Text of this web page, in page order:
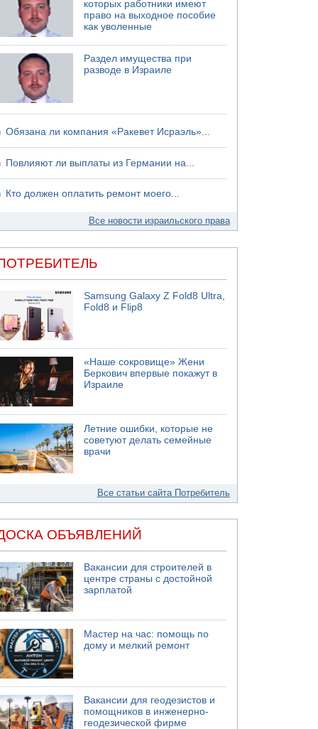
06.08.2026 13:13
Арестованы двое подозреваемых в стрельбе
электрической компании
06.08.2026 13:07
Возле Кирьят-Арбы пожар на местности
06.08.2026 12:06
не будут давить на Израиль в вопросе
которых работники имеют
право на выходное пособие
как уволенные
Раздел имущества при
разводе в Израиле
Обязана ли компания «Ракевет Исраэль»...
Повлияют ли выплаты из Германии на...
Кто должен оплатить ремонт моего...
Все новости израильского права
Samsung Galaxy Z Fold8 Ultra,
Fold8 и Flip8
«Наше сокровище» Жени
Беркович впервые покажут в
Израиле
Летние ошибки, которые не
советуют делать семейные
врачи
Все статьи сайта Потребитель
ОБЪЯВЛЕНИЙ
Вакансии для строителей в
центре страны с достойной
зарплатой
Мастер на час: помощь по
дому и мелкий ремонт
Вакансии для геодезистов и
помощников в инженерно-
геодезической фирме